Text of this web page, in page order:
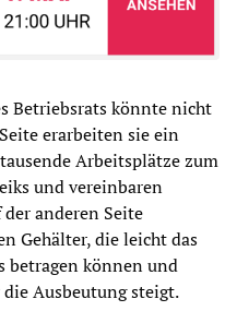
Betriebsrats könnte nicht
erarbeiten sie ein
Arbeitsplätze zum
und vereinbaren
anderen Seite
Gehälter, die leicht das
betragen können und
Ausbeutung steigt.